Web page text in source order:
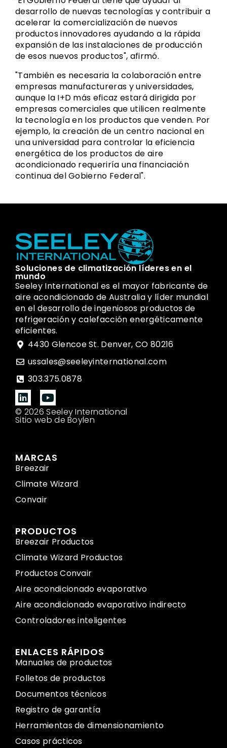
desarrollo de nuevas tecnologías y contribuir a
acelerar la comercialización de nuevos
productos innovadores ayudando a la rápida
expansión de las instalaciones de producción
de esos nuevos productos", afirmó.
"También es necesaria la colaboración entre
empresas manufactureras y universidades,
aunque la I+D más eficaz estará dirigida por
empresas comerciales que utilicen realmente
la tecnología en los productos que venden. Por
ejemplo, la creación de un centro nacional en
una universidad para controlar la eficiencia
energética de los productos de aire
acondicionado requeriría una financiación
continua del Gobierno Federal".
Soluciones de climatización líderes en el
mundo
Seeley International es el mayor fabricante de
aire acondicionado de Australia y líder mundial
en el desarrollo de ingeniosos productos de
refrigeración y calefacción energéticamente
eficientes.
4430 Glencoe St. Denver, CO 80216
ussales@seeleyinternational.com
303.375.0878
© 2026 Seeley International
Sitio web de Boylen
MARCAS
Breezair
Climate Wizard
Convair
PRODUCTOS
Breezair Productos
Climate Wizard Productos
Productos Convair
Aire acondicionado evaporativo
Aire acondicionado evaporativo indirecto
Controladores inteligentes
ENLACES RÁPIDOS
Manuales de productos
Folletos de productos
Documentos técnicos
Registro de garantía
Herramientas de dimensionamiento
Casos prácticos